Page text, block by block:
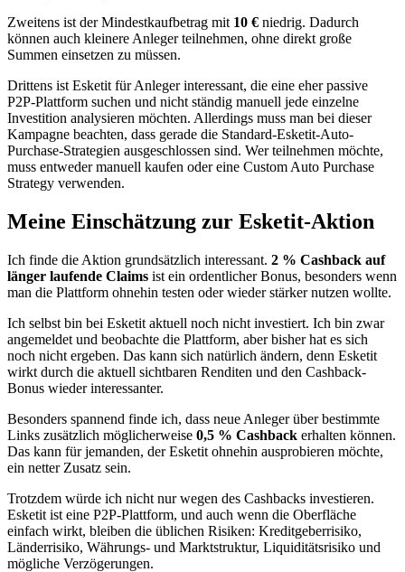
Zweitens ist der Mindestkaufbetrag mit 10 € niedrig. Dadurch
können auch kleinere Anleger teilnehmen, ohne direkt große
Summen einsetzen zu müssen.
Drittens ist Esketit für Anleger interessant, die eine eher passive
P2P-Plattform suchen und nicht ständig manuell jede einzelne
Investition analysieren möchten. Allerdings muss man bei dieser
Kampagne beachten, dass gerade die Standard-Esketit-Auto-
Purchase-Strategien ausgeschlossen sind. Wer teilnehmen möchte,
muss entweder manuell kaufen oder eine Custom Auto Purchase
Strategy verwenden.
Meine Einschätzung zur Esketit-Aktion
Ich finde die Aktion grundsätzlich interessant. 2 % Cashback auf
länger laufende Claims ist ein ordentlicher Bonus, besonders wenn
man die Plattform ohnehin testen oder wieder stärker nutzen wollte.
Ich selbst bin bei Esketit aktuell noch nicht investiert. Ich bin zwar
angemeldet und beobachte die Plattform, aber bisher hat es sich
noch nicht ergeben. Das kann sich natürlich ändern, denn Esketit
wirkt durch die aktuell sichtbaren Renditen und den Cashback-
Bonus wieder interessanter.
Besonders spannend finde ich, dass neue Anleger über bestimmte
Links zusätzlich möglicherweise 0,5 % Cashback erhalten können.
Das kann für jemanden, der Esketit ohnehin ausprobieren möchte,
ein netter Zusatz sein.
Trotzdem würde ich nicht nur wegen des Cashbacks investieren.
Esketit ist eine P2P-Plattform, und auch wenn die Oberfläche
einfach wirkt, bleiben die üblichen Risiken: Kreditgeberrisiko,
Länderrisiko, Währungs- und Marktstruktur, Liquiditätsrisiko und
mögliche Verzögerungen.